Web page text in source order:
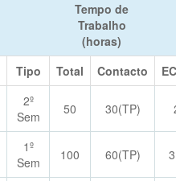
Tempo de
Trabalho
(horas)
Tipo Total Contacto
2º
Sem
50 30(TP)
1º
Sem
100 60(TP)